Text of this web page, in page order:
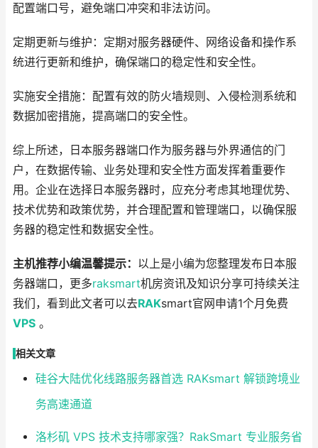
配置端口号，避免端口冲突和非法访问。
定期更新与维护：定期对服务器硬件、网络设备和操作系
统进行更新和维护，确保端口的稳定性和安全性。
实施安全措施：配置有效的防火墙规则、入侵检测系统和
数据加密措施，提高端口的安全性。
综上所述，日本服务器端口作为服务器与外界通信的门
户，在数据传输、业务处理和安全性方面发挥着重要作
用。企业在选择日本服务器时，应充分考虑其地理优势、
技术优势和政策优势，并合理配置和管理端口，以确保服
务器的稳定性和数据安全性。
主机推荐小编温馨提示： 以上是小编为您整理发布日本服
务器端口，更多raksmart机房资讯及知识分享可持续关注
我们，看到此文者可以去RAKsmart官网申请1个月免费
VPS 。
相关文章
硅谷大陆优化线路服务器首选 RAKsmart 解锁跨境业
务高速通道
洛杉矶 VPS 技术支持哪家强？RakSmart 专业服务省